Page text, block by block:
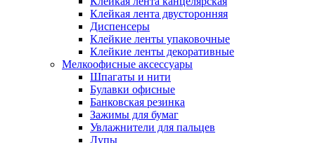
Клейкая лента двусторонняя
Диспенсеры
Клейкие ленты упаковочные
Клейкие ленты декоративные
Мелкоофисные аксессуары
Шпагаты и нити
Булавки офисные
Банковская резинка
Зажимы для бумаг
Увлажнители для пальцев
Лупы